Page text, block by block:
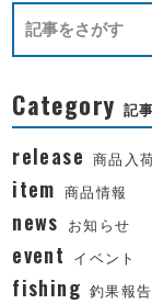
Category 記
release 商品入
item 商品情報
news お知らせ
event イベント
fishing 釣果報告